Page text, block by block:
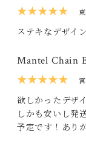
★★★★★
ステキなデザイ
Mantel Chain
★★★★★
欲しかったデザ
しかも安いし発
予定です！あり